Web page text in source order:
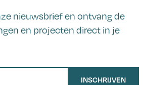
nieuwsbrief en ontvang de
en projecten direct in je
INSCHRIJVEN